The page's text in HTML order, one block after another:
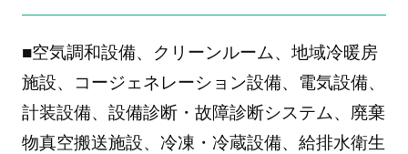
■空気調和設備、クリーンルーム、地域冷暖房
施設、コージェネレーション設備、電気設備、
計装設備、設備診断・故障診断システム、廃棄
物真空搬送施設、冷凍・冷蔵設備、給排水衛生